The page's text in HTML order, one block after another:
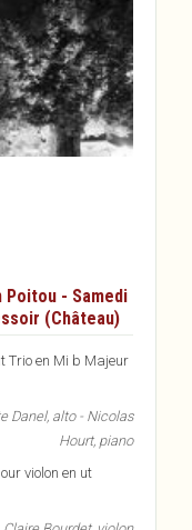
- Samedi
(Château)
Trio en Mi b Majeur
Danel, alto - Nicolas
Hourt, piano
violon en ut